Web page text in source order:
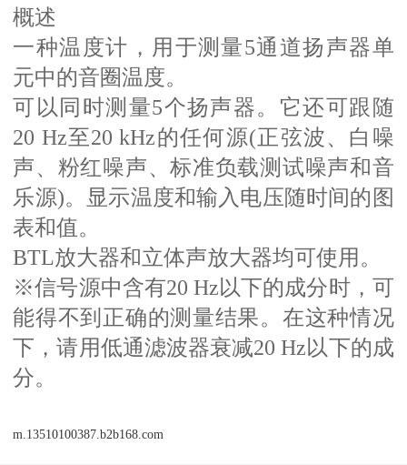
概述
一种温度计，用于测量5通道扬声器单
元中的音圈温度。
可以同时测量5个扬声器。它还可跟随
20 Hz至20 kHz的任何源(正弦波、白噪
声、粉红噪声、标准负载测试噪声和音
乐源)。显示温度和输入电压随时间的图
表和值。
BTL放大器和立体声放大器均可使用。
※信号源中含有20 Hz以下的成分时，可
能得不到正确的测量结果。在这种情况
下，请用低通滤波器衰减20 Hz以下的成
分。
m.13510100387.b2b168.com